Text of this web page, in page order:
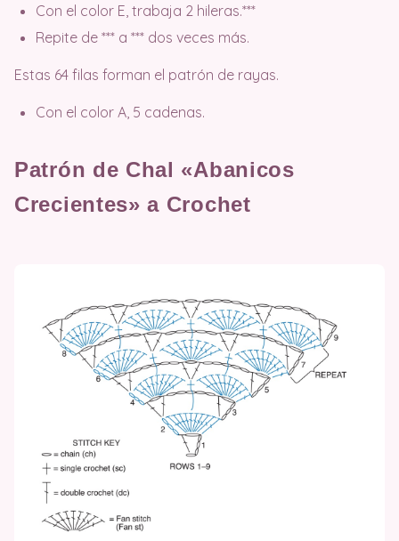
Con el color E, trabaja 2 hileras.***
Repite de *** a *** dos veces más.
Estas 64 filas forman el patrón de rayas.
Con el color A, 5 cadenas.
Patrón de Chal «Abanicos
Crecientes» a Crochet